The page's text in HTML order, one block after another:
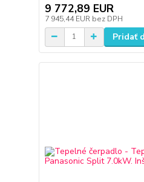
9 772,89 EUR
7 945,44 EUR bez DPH
Pridať